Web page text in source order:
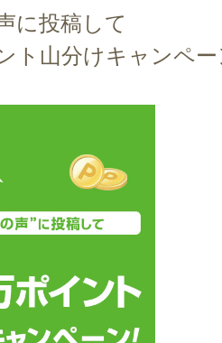
に投稿して
ト山分けキャンペ